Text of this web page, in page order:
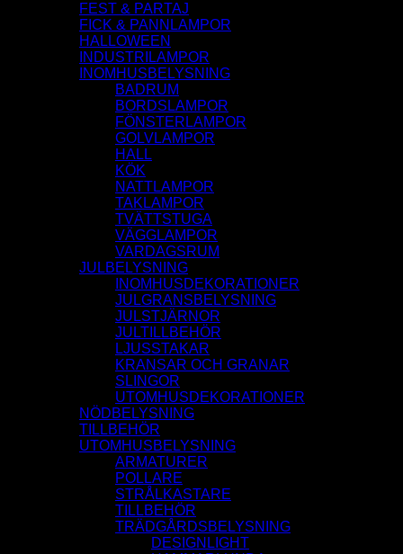
FEST & PARTAJ
FICK & PANNLAMPOR
HALLOWEEN
INDUSTRILAMPOR
INOMHUSBELYSNING
BADRUM
BORDSLAMPOR
FÖNSTERLAMPOR
GOLVLAMPOR
HALL
KÖK
NATTLAMPOR
TAKLAMPOR
TVÄTTSTUGA
VÄGGLAMPOR
VARDAGSRUM
JULBELYSNING
INOMHUSDEKORATIONER
JULGRANSBELYSNING
JULSTJÄRNOR
JULTILLBEHÖR
LJUSSTAKAR
KRANSAR OCH GRANAR
SLINGOR
UTOMHUSDEKORATIONER
NÖDBELYSNING
TILLBEHÖR
UTOMHUSBELYSNING
ARMATURER
POLLARE
STRÅLKASTARE
TILLBEHÖR
TRÄDGÅRDSBELYSNING
DESIGNLIGHT